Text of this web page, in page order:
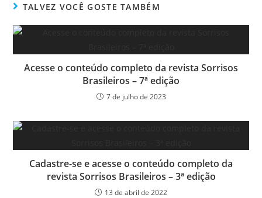
TALVEZ VOCÊ GOSTE TAMBÉM
Acesse o conteúdo completo da revista Sorrisos
Brasileiros – 7ª edição
7 de julho de 2023
Cadastre-se e acesse o conteúdo completo da
revista Sorrisos Brasileiros – 3ª edição
13 de abril de 2022